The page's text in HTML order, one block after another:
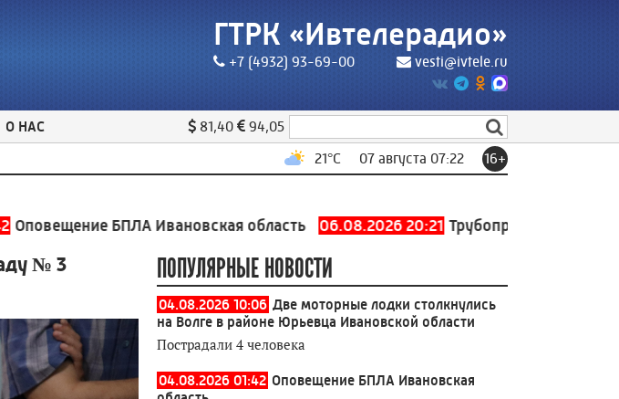
ГТРК «Ивтелерадио»
+7 (4932) 93-69-00 vesti@ivtele.ru
О НАС 81,40
94,05
21°C 07 августа 07:22 16+
БПЛА Ивановская область 06.08.2026 20:21 Трубопровод холодного
№ 3
ПОПУЛЯРНЫЕ НОВОСТИ
04.08.2026 10:06 Две моторные лодки столкнулись
на Волге в районе Юрьевца Ивановской области
Пострадали 4 человека
04.08.2026 01:42 Оповещение БПЛА Ивановская